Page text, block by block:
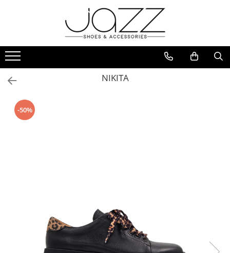
Pantofi cu toc
Pantofi flats
Sport couture
Sandale cu toc
Sandale flats
NIKITA
-50%